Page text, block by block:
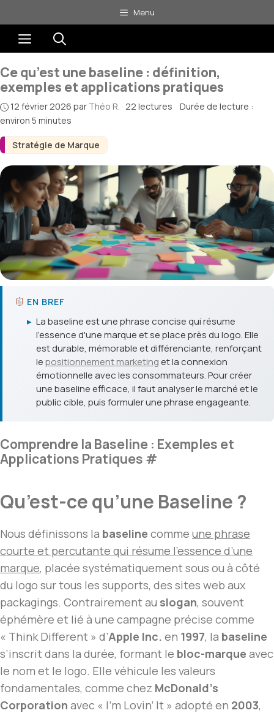
au
contenu
Menu
Menu
Stratégie de Marque
Ce qu’est une baseline : définition,
exemples et applications pratiques
12 février 2026 par Théo R. · 22 lectures · Durée de lecture :
environ 5 minutes
EN BREF
▸ La baseline est une phrase concise qui résume
l'essence d'une marque et se place près du logo. Elle
est durable, mémorable et différenciante, renforçant
lepositionnementmarketinget la connexion
émotionnelle avec les consommateurs. Pour créer
une baseline efficace, il faut analyser le marché et le
public cible, puis formuler une phrase engageante.
Comprendre la Baseline : Exemples et
Applications Pratiques #
Qu’est-ce qu’une Baseline ?
Nous définissons la baseline comme une phrase
courte et percutante qui résume l’essence d’une
marque, placée systématiquement sous ou à côté
du logo sur tous les supports, des sites web aux
packagings. Contrairement au slogan, souvent
éphémère et lié à une campagne précise comme
« Think Different » d’Apple Inc. en 1997, la baseline
s’inscrit dans la durée, formant le bloc-marque avec
le nom et le logo. Elle véhicule les valeurs
fondamentales, comme chez McDonald’s
Corporation avec « I’m Lovin’ It » adopté en 2003,